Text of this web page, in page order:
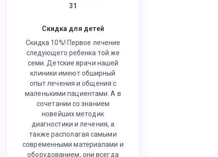
31
Скидка для детей
Скидка 10%! Первое лечение
следующего ребенка той же
семи. Детские врачи нашей
клиники имеют обширный
опыт лечения и общения с
маленькими пациентами. А в
сочетании со знанием
новейших методик
диагностики и лечения, а
также располагая самыми
современными материалами и
оборудованием, они всегда